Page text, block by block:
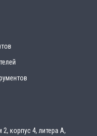
2, корпус 4, литера А,